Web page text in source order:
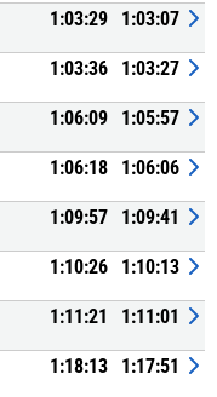
1:03:29 1:03:07
1:03:36 1:03:27
1:06:09 1:05:57
1:06:18 1:06:06
1:09:57 1:09:41
1:10:26 1:10:13
1:11:21 1:11:01
1:18:13 1:17:51